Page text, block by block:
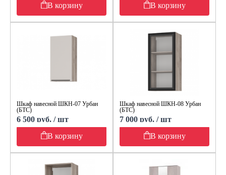
В корзину
В корзину
Шкаф навесной ШКН-07 Урбан
(БТС)
6 500 руб. / шт
В корзину
Шкаф навесной ШКН-08 Урбан
(БТС)
7 000 руб. / шт
В корзину